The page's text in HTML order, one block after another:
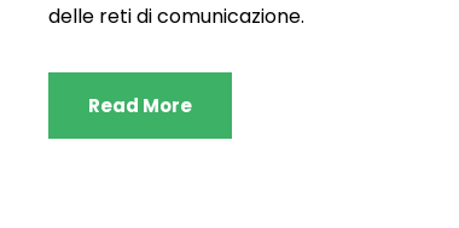
delle reti di comunicazione.
Read More